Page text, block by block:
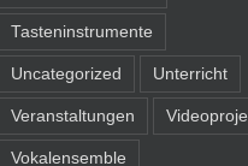
Tasteninstrumente
Uncategorized Unterricht
Veranstaltungen
Vokalensemble